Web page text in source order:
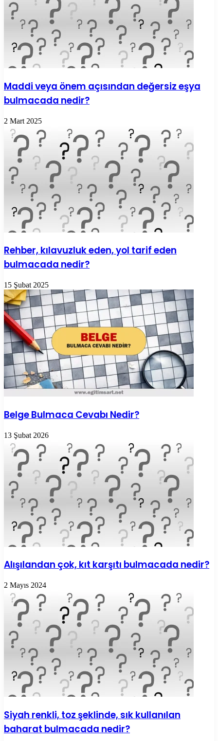
Maddi veya önem açısından değersiz eşya
bulmacada nedir?
2 Mart 2025
Rehber, kılavuzluk eden, yol tarif eden
bulmacada nedir?
15 Şubat 2025
Belge Bulmaca Cevabı Nedir?
13 Şubat 2026
Alışılandan çok, kıt karşıtı bulmacada nedir?
2 Mayıs 2024
Siyah renkli, toz şeklinde, sık kullanılan
baharat bulmacada nedir?